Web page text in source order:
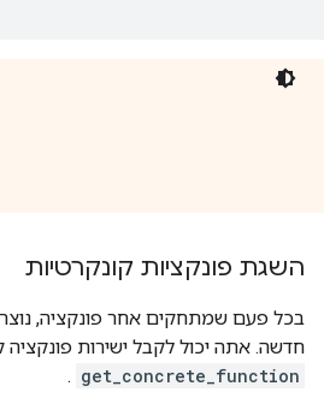
השגת פונקציות קונקרטיות
בכל פעם שמתחקים אחר פונקציה,
חדשה. אתה יכול לקבל ישירות
get_concrete_function
.